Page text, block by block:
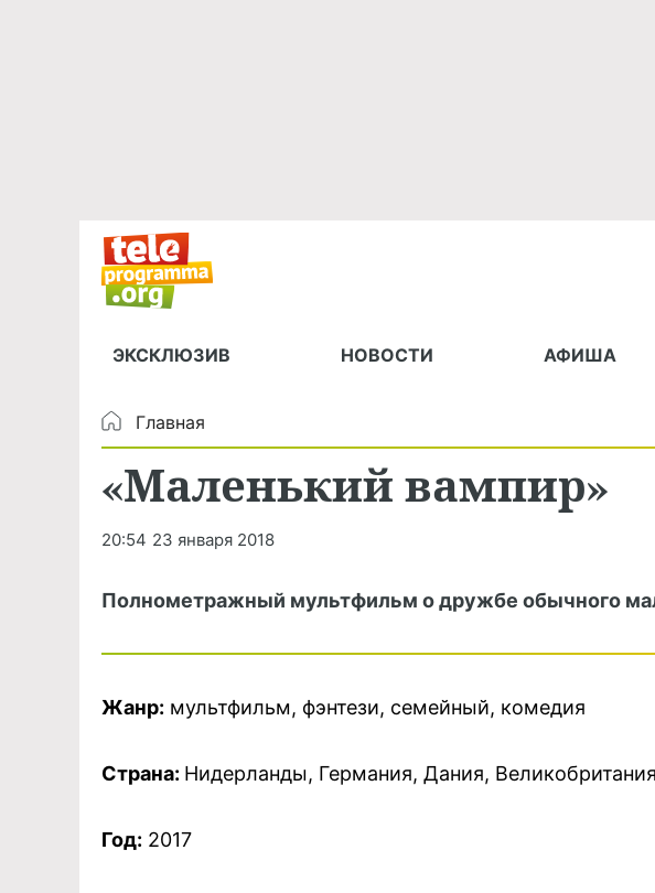
ЭКСКЛЮЗИВ НОВОСТИ АФИША
Главная
«Маленький вампир»
20:54 23 января 2018
Полнометражный мультфильм о дружбе обычного
Жанр: мультфильм, фэнтези, семейный, комедия
Страна: Нидерланды, Германия, Дания, Великобритания
Год: 2017